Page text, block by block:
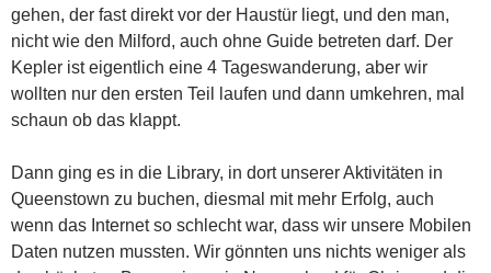
gehen, der fast direkt vor der Haustür liegt, und den man,
nicht wie den Milford, auch ohne Guide betreten darf. Der
Kepler ist eigentlich eine 4 Tageswanderung, aber wir
wollten nur den ersten Teil laufen und dann umkehren, mal
schaun ob das klappt.
Dann ging es in die Library, in dort unserer Aktivitäten in
Queenstown zu buchen, diesmal mit mehr Erfolg, auch
wenn das Internet so schlecht war, dass wir unsere Mobilen
Daten nutzen mussten. Wir gönnten uns nichts weniger als